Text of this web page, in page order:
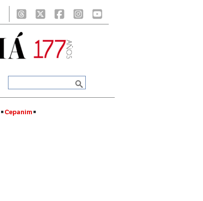
Cepanim